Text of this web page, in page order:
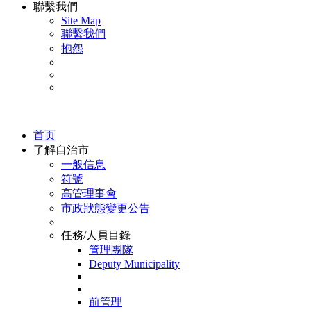
聯繫我們
Site Map
聯繫我們
抱怨
首页
了解自治市
一般信息
符號
高管理事會
市政狀態變更公告
任務/人員目錄
管理團隊
Deputy Municipality
前管理